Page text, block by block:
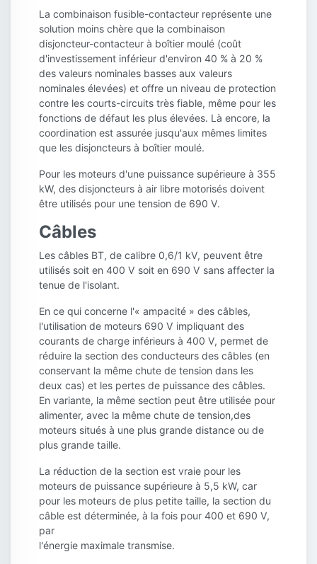
La combinaison fusible-contacteur représente une
solution moins chère que la combinaison
disjoncteur-contacteur à boîtier moulé (coût
d'investissement inférieur d'environ 40 % à 20 %
des valeurs nominales basses aux valeurs
nominales élevées) et offre un niveau de protection
contre les courts-circuits très fiable, même pour les
fonctions de défaut les plus élevées. Là encore, la
coordination est assurée jusqu'aux mêmes limites
que les disjoncteurs à boîtier moulé.
Pour les moteurs d'une puissance supérieure à 355
kW, des disjoncteurs à air libre motorisés doivent
être utilisés pour une tension de 690 V.
Câbles
Les câbles BT, de calibre 0,6/1 kV, peuvent être
utilisés soit en 400 V soit en 690 V sans affecter la
tenue de l'isolant.
En ce qui concerne l'« ampacité » des câbles,
l'utilisation de moteurs 690 V impliquant des
courants de charge inférieurs à 400 V, permet de
réduire la section des conducteurs des câbles (en
conservant la même chute de tension dans les
deux cas) et les pertes de puissance des câbles.
En variante, la même section peut être utilisée pour
alimenter, avec la même chute de tension,des
moteurs situés à une plus grande distance ou de
plus grande taille.
La réduction de la section est vraie pour les
moteurs de puissance supérieure à 5,5 kW, car
pour les moteurs de plus petite taille, la section du
câble est déterminée, à la fois pour 400 et 690 V,
par
l'énergie maximale transmise.